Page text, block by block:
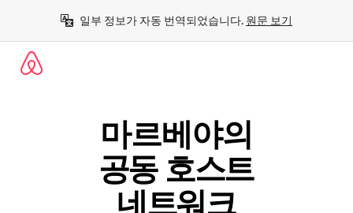
츠
일부 정보가 자동 번역되었습니다. 원문 보기
마르베야의
공⁠동 호⁠스⁠트
네⁠트⁠워⁠크